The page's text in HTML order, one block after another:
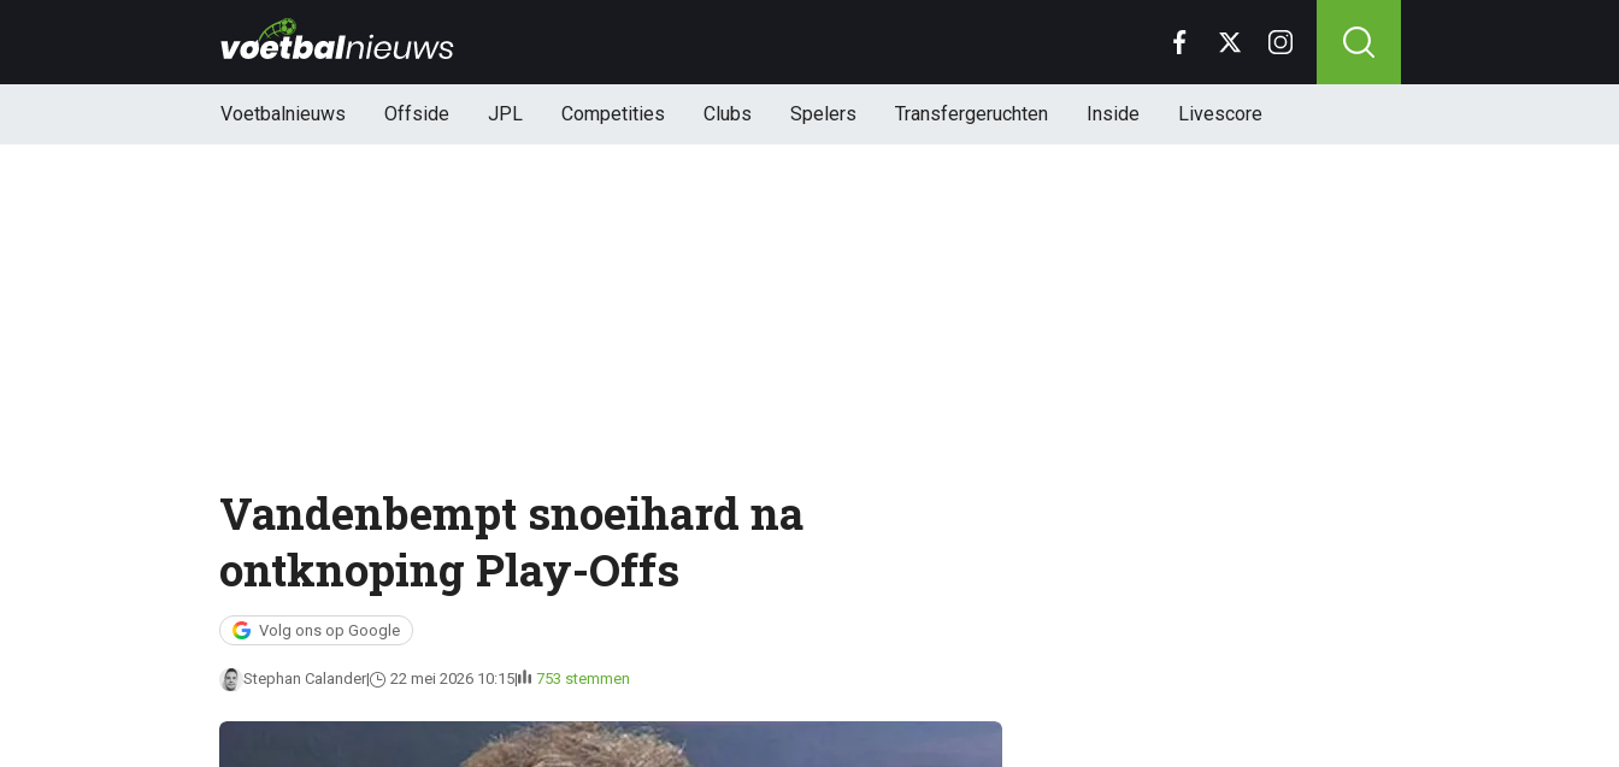
Voetbalnieuws Offside JPL Competities Clubs Spelers Transfergeruchten Inside Livescore
Vandenbempt snoeihard na
ontknoping Play-Offs
Volg ons op Google
Stephan Calander 22 mei 2026 10:15 753 stemmen